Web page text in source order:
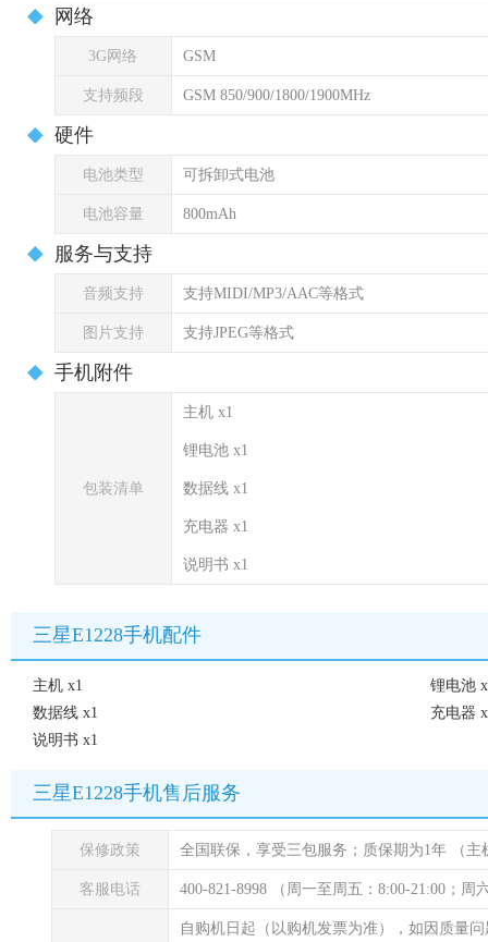
网络
3G网络 GSM
支持频段 GSM 850/900/1800/1900MHz
硬件
电池类型 可拆卸式电池
电池容量 800mAh
服务与支持
音频支持 支持MIDI/MP3/AAC等格式
图片支持 支持JPEG等格式
手机附件
包装清单
主机 x1
锂电池 x1
数据线 x1
充电器 x1
说明书 x1
三星E1228手机配件
主机 x1
锂电池
数据线 x1
充电器
说明书 x1
三星E1228手机售后服务
保修政策 全国联保，享受三包服务；质保期为1年 （
客服电话 400-821-8998 （周一至周五：8:00-21:00；周
自购机日起（以购机发票为准），如因质量